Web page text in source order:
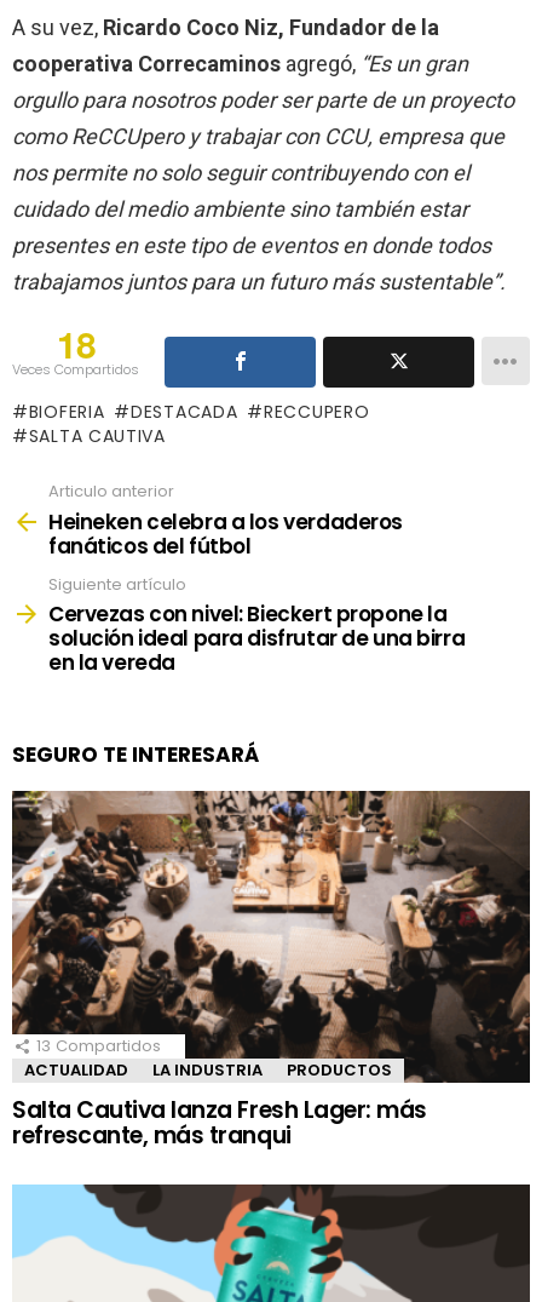
A su vez, Ricardo Coco Niz, Fundador de la
cooperativa Correcaminos agregó, “Es un gran
orgullo para nosotros poder ser parte de un proyecto
como ReCCUpero y trabajar con CCU, empresa que
nos permite no solo seguir contribuyendo con el
cuidado del medio ambiente sino también estar
presentes en este tipo de eventos en donde todos
trabajamos juntos para un futuro más sustentable”.
18
Veces Compartidos
BIOFERIA DESTACADA
RECCUPERO
SALTA CAUTIVA
more
Articulo anterior
Heineken celebra a los verdaderos
fanáticos del fútbol
Siguiente artículo
Cervezas con nivel: Bieckert propone la
solución ideal para disfrutar de una birra
en la vereda
SEGURO TE INTERESARÁ
13 Compartidos
ACTUALIDAD
LA INDUSTRIA PRODUCTOS
Salta Cautiva lanza Fresh Lager: más
refrescante, más tranqui